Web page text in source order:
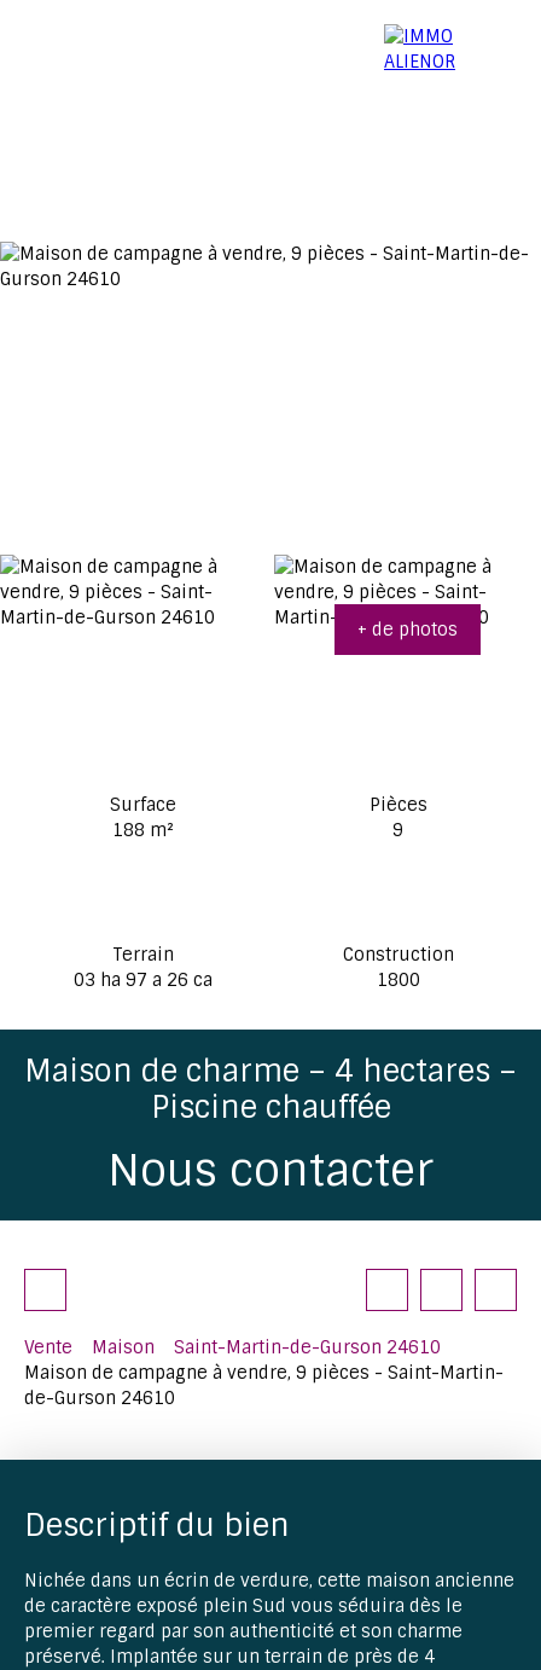
+ de photos
Surface
188 m²
Pièces
9
Terrain
03 ha 97 a 26 ca
Construction
1800
Maison de charme – 4 hectares –
Piscine chauffée
Nous contacter
Vente Maison
Saint-Martin-de-Gurson 24610
Maison de campagne à vendre, 9 pièces - Saint-Martin-
de-Gurson 24610
Descriptif du bien
Nichée dans un écrin de verdure, cette maison ancienne
de caractère exposé plein Sud vous séduira dès le
premier regard par son authenticité et son charme
préservé. Implantée sur un terrain de près de 4